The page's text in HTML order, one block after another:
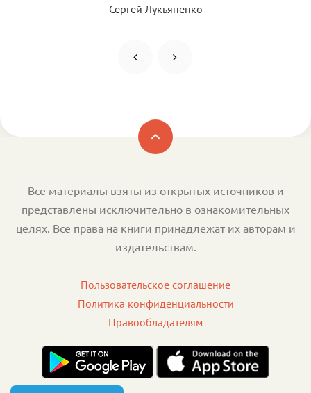
Сергей Лукьяненко
Все материалы взяты из открытых источников и
представлены исключительно в ознакомительных
целях. Все права на книги принадлежат их авторам и
издательствам.
Пользовательское соглашение
Политика конфиденциальности
Правообладателям